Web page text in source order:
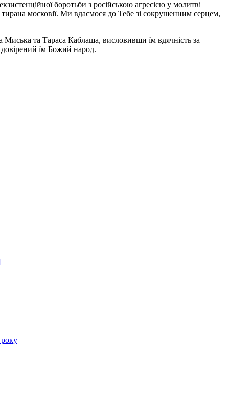
боротьби з російською агресією у молитві
московії. Ми вдаємося до Тебе зі сокрушенним серцем,
Миська та Тараса Каблаша, висловивши їм вдячність за
довірений їм Божий народ.